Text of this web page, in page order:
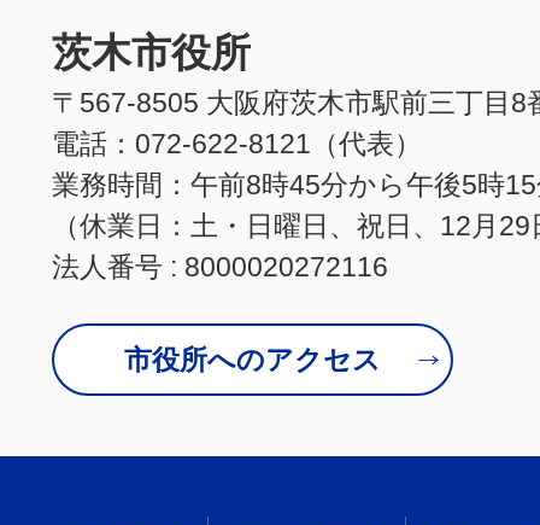
茨木市役所
〒567-8505 大阪府茨木市駅前三丁目8
電話：072-622-8121（代表）
業務時間：午前8時45分から午後5時
（休業日：土・日曜日、祝日、12月
法人番号 : 8000020272116
市役所へのアクセス